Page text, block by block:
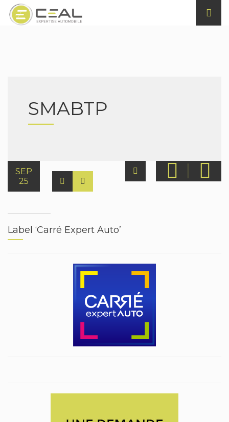
SMABTP
SEP
25
Label ‘Carré Expert Auto’